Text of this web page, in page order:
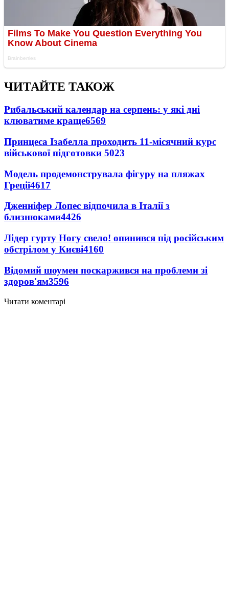
ЧИТАЙТЕ ТАКОЖ
Рибальський календар на серпень: у які дні
клюватиме краще6569
Принцеса Ізабелла проходить 11-місячний курс
військової підготовки 5023
Модель продемонструвала фігуру на пляжах
Греції4617
Дженніфер Лопес відпочила в Італії з
близнюками4426
Лідер гурту Ногу свело! опинився під російським
обстрілом у Києві4160
Відомий шоумен поскаржився на проблеми зі
здоров'ям3596
Читати коментарі